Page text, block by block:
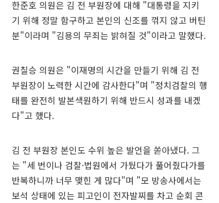
한준호 의원은 김 전 부원장에 대해 "대통령을 지키
기 위해 정말 함구하고 본인의 신조를 꺾지 않고 버틴
분"이라며 "김용의 무죄는 밝혀질 것"이라고 말했다.
권칠승 의원은 "이재명의 시간을 만들기 위해 김 전
부원장이 노력한 시간에 감사한다"며 "정치검찰의 행
태를 완전히 발본색원하기 위해 반드시 성과를 내겠
다"고 했다.
김 전 부원장 본인도 수위 높은 발언을 쏟아냈다. 그
는 "세 번이나 검찰·법원에서 가뒀다가 풀어줬다가를
반복하니까 너무 맺힌 게 많다"며 "모 방송사에서는
보석 상태에 있는 피고인이 전자발찌를 차고 순회 콘